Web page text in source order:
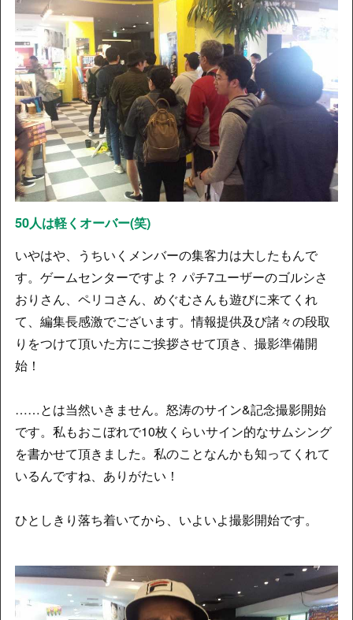
50人は軽くオーバー(笑)
いやはや、うちいくメンバーの集客力は大したもんで
す。ゲームセンターですよ？ パチ7ユーザーのゴルシさ
おりさん、ペリコさん、めぐむさんも遊びに来てくれ
て、編集長感激でございます。情報提供及び諸々の段取
りをつけて頂いた方にご挨拶させて頂き、撮影準備開
始！
……とは当然いきません。怒涛のサイン&記念撮影開始
です。私もおこぼれで10枚くらいサイン的なサムシング
を書かせて頂きました。私のことなんかも知ってくれて
いるんですね、ありがたい！
ひとしきり落ち着いてから、いよいよ撮影開始です。